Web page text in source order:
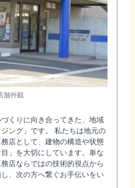
舗外観
くりに向き合ってきた、地域
ング」です。 私たちは地元の
店として、建物の構造や状態
」を大切にしています。単な
店ならではの技術的視点から
、次の方へ繋ぐお手伝いをい